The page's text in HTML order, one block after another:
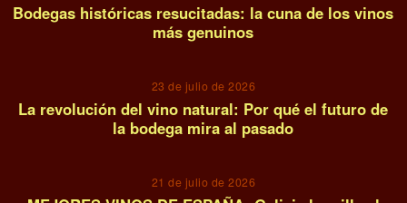
Bodegas históricas resucitadas: la cuna de los vinos
más genuinos
23 de julio de 2026
La revolución del vino natural: Por qué el futuro de
la bodega mira al pasado
21 de julio de 2026